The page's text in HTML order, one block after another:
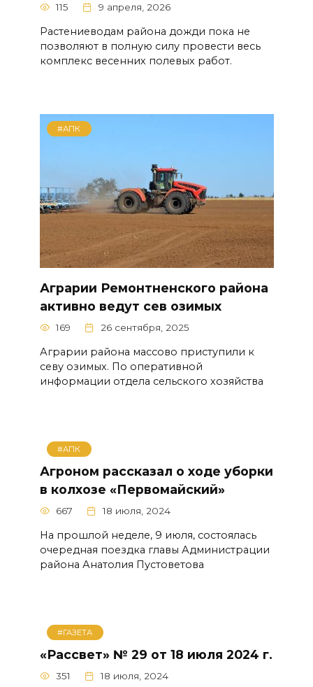
115 9 апреля, 2026
Растениеводам района дожди пока не
позволяют в полную силу провести весь
комплекс весенних полевых работ.
#АПК
Аграрии Ремонтненского района
активно ведут сев озимых
169 26 сентября, 2025
Аграрии района массово приступили к
севу озимых. По оперативной
информации отдела сельского хозяйства
#АПК
Агроном рассказал о ходе уборки
в колхозе «Первомайский»
667 18 июля, 2024
На прошлой неделе, 9 июля, состоялась
очередная поездка главы Администрации
района Анатолия Пустоветова
#ГАЗЕТА
«Рассвет» № 29 от 18 июля 2024 г.
351 18 июля, 2024